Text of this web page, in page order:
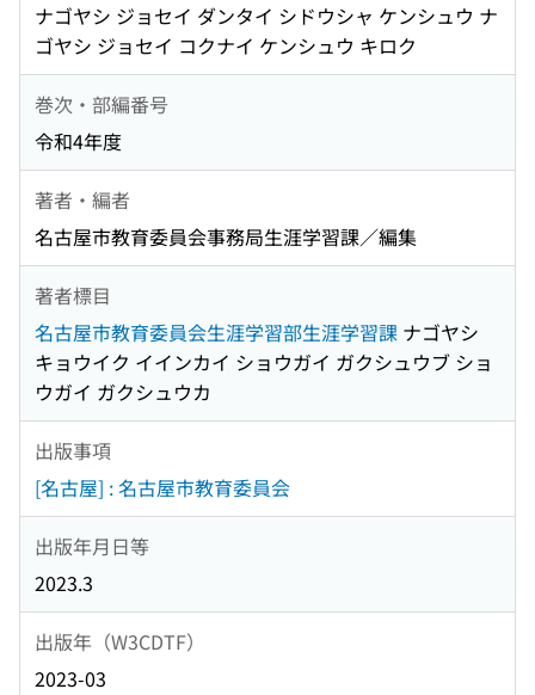
ナゴヤシ ジョセイ ダンタイ シドウシャ ケンシュウ ナ
ゴヤシ ジョセイ コクナイ ケンシュウ キロク
巻次・部編番号
令和4年度
著者・編者
名古屋市教育委員会事務局生涯学習課／編集
著者標目
名古屋市教育委員会生涯学習部生涯学習課 ナゴヤシ
キョウイク イインカイ ショウガイ ガクシュウブ ショ
ウガイ ガクシュウカ
出版事項
[名古屋] : 名古屋市教育委員会
出版年月日等
2023.3
出版年（W3CDTF）
2023-03